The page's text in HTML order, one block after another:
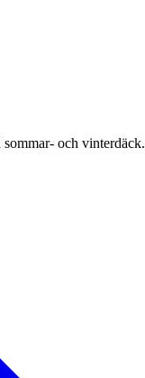
och vinterdäck.